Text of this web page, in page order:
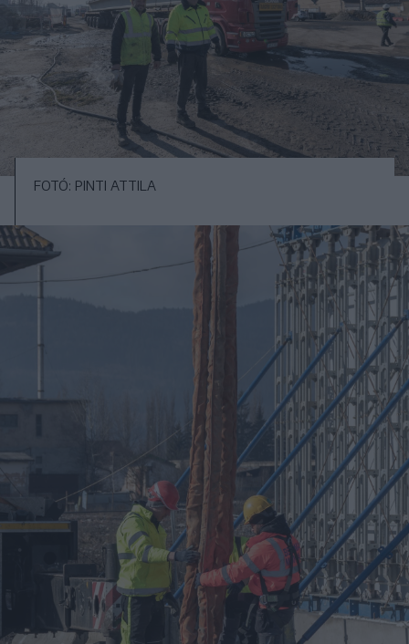
FOTÓ: PINTI ATTILA